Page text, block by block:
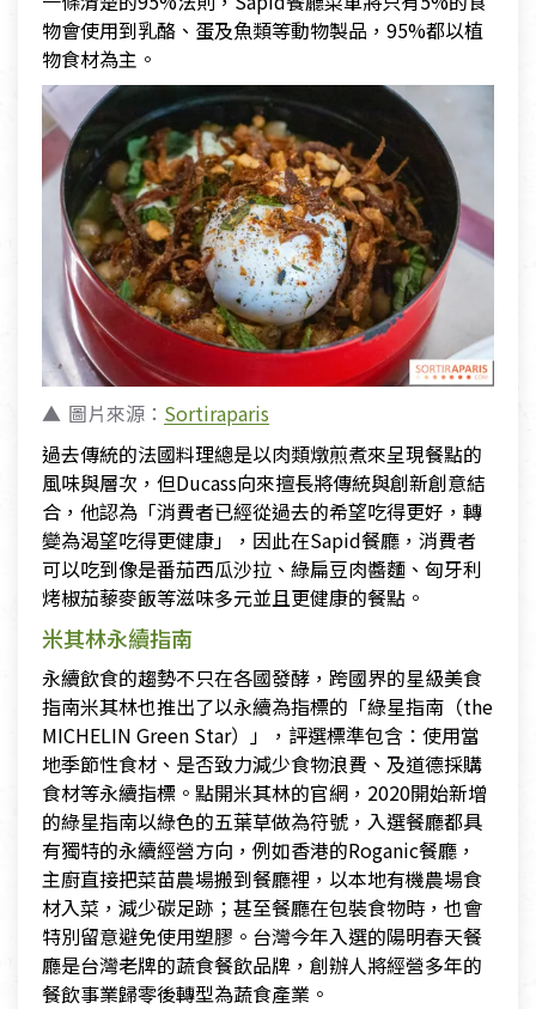
物會使用到乳酪、蛋及魚類等動物製品，95%都以植
物食材為主。
圖片來源： Sortiraparis
過去傳統的法國料理總是以肉類燉煎煮來呈現餐點的
風味與層次，但Ducass向來擅長將傳統與創新創意結
合，他認為「消費者已經從過去的希望吃得更好，轉
變為渴望吃得更健康」，因此在Sapid餐廳，消費者
可以吃到像是番茄西瓜沙拉、綠扁豆肉醬麵、匈牙利
烤椒茄藜麥飯等滋味多元並且更健康的餐點。
米其林永續指南
永續飲食的趨勢不只在各國發酵，跨國界的星級美食
指南米其林也推出了以永續為指標的「綠星指南（the
MICHELIN Green Star）」，評選標準包含：使用當
地季節性食材、是否致力減少食物浪費、及道德採購
食材等永續指標。點開米其林的官網，2020開始新增
的綠星指南以綠色的五葉草做為符號，入選餐廳都具
有獨特的永續經營方向，例如香港的Roganic餐廳，
主廚直接把菜苗農場搬到餐廳裡，以本地有機農場食
材入菜，減少碳足跡；甚至餐廳在包裝食物時，也會
特別留意避免使用塑膠。台灣今年入選的陽明春天餐
廳是台灣老牌的蔬食餐飲品牌，創辦人將經營多年的
餐飲事業歸零後轉型為蔬食產業。